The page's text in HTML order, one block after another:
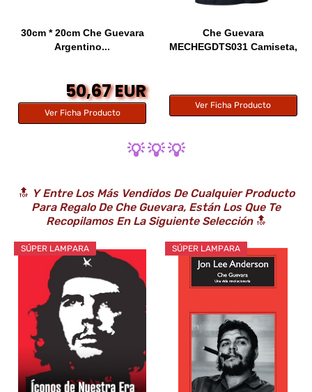
30cm * 20cm Che Guevara
Argentino...
50,67 EUR
Ver Ficha Producto
Che Guevara
MECHEGDTS031 Camiseta,
Ver Ficha Producto
💡 💡 💡
🔝 Y Entre Los Más Vendidos De Cualquier Producto
Para Regalo De Che Guevara, Están Los Que Te
Recopilamos En La Siguiente Selección🔝
SÚPER LAMPARA SÚPER LAMPARA